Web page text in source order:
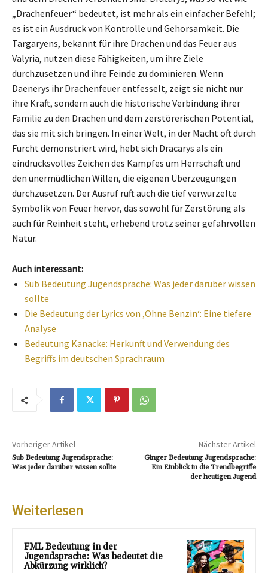
„Drachenfeuer“ bedeutet, ist mehr als ein einfacher Befehl;
es ist ein Ausdruck von Kontrolle und Gehorsamkeit. Die
Targaryens, bekannt für ihre Drachen und das Feuer aus
Valyria, nutzen diese Fähigkeiten, um ihre Ziele
durchzusetzen und ihre Feinde zu dominieren. Wenn
Daenerys ihr Drachenfeuer entfesselt, zeigt sie nicht nur
ihre Kraft, sondern auch die historische Verbindung ihrer
Familie zu den Drachen und dem zerstörerischen Potential,
das sie mit sich bringen. In einer Welt, in der Macht oft durch
Furcht demonstriert wird, hebt sich Dracarys als ein
eindrucksvolles Zeichen des Kampfes um Herrschaft und
den unermüdlichen Willen, die eigenen Überzeugungen
durchzusetzen. Der Ausruf ruft auch die tief verwurzelte
Symbolik von Feuer hervor, das sowohl für Zerstörung als
auch für Reinheit steht, erhebend trotz seiner gefahrvollen
Natur.
Auch interessant:
Sub Bedeutung Jugendsprache: Was jeder darüber wissen
sollte
Die Bedeutung der Lyrics von ‚Ohne Benzin‘: Eine tiefere
Analyse
Bedeutung Kanacke: Herkunft und Verwendung des
Begriffs im deutschen Sprachraum
Vorheriger Artikel
Sub Bedeutung Jugendsprache:
Was jeder darüber wissen sollte
Nächster Artikel
Ginger Bedeutung Jugendsprache:
Ein Einblick in die Trendbegriffe
der heutigen Jugend
Weiterlesen
FML Bedeutung in der
Jugendsprache: Was bedeutet die
Abkürzung wirklich?